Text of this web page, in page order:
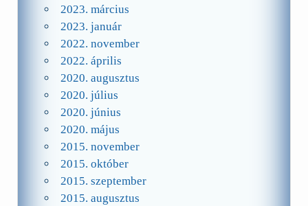
2023. március
2023. január
2022. november
2022. április
2020. augusztus
2020. július
2020. június
2020. május
2015. november
2015. október
2015. szeptember
2015. augusztus